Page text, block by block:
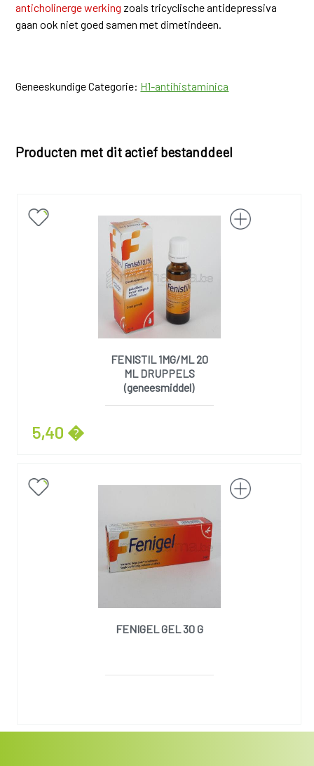
anticholinerge werking zoals tricyclische antidepressiva
gaan ook niet goed samen met dimetindeen.
Geneeskundige Categorie: H1-antihistaminica
Producten met dit actief bestanddeel
FENISTIL 1MG/ML 20
ML DRUPPELS
(geneesmiddel)
5,40 �
FENIGEL GEL 30 G